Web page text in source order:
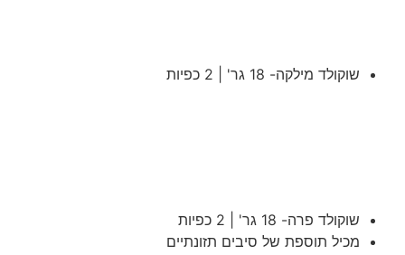
שוקולד מילקה- 18 גר' | 2 כפיות
שוקולד פרה- 18 גר' | 2 כפיות
מכיל תוספת של סיבים תזונתיים